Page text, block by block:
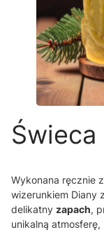
Świeca
Wykonana ręcznie z
wizerunkiem Diany
delikatny zapach,
unikalną